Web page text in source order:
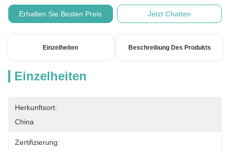
Erhalten Sie Besten Preis Jetzt Chatten
Einzelheiten Beschreibung Des Produkts
Einzelheiten
Herkunftsort:
China
Zertifizierung: